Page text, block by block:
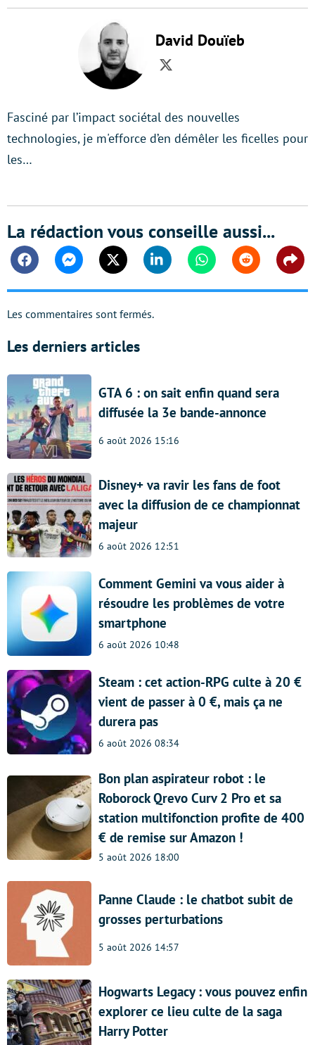
David Douïeb
Twitter
Fasciné par l’impact sociétal des nouvelles
technologies, je m'efforce d’en démêler les ficelles pour
les…
La rédaction vous conseille aussi...
FacebookMessengerTwitter Linkedin WhatsappReddit
Les commentaires sont fermés.
Les derniers articles
GTA 6 : on sait enfin quand sera
diffusée la 3e bande-annonce
6 août 2026 15:16
Disney+ va ravir les fans de foot
avec la diffusion de ce championnat
majeur
6 août 2026 12:51
Comment Gemini va vous aider à
résoudre les problèmes de votre
smartphone
6 août 2026 10:48
Steam : cet action-RPG culte à 20 €
vient de passer à 0 €, mais ça ne
durera pas
6 août 2026 08:34
Bon plan aspirateur robot : le
Roborock Qrevo Curv 2 Pro et sa
station multifonction profite de 400
€ de remise sur Amazon !
5 août 2026 18:00
Panne Claude : le chatbot subit de
grosses perturbations
5 août 2026 14:57
Hogwarts Legacy : vous pouvez enfin
explorer ce lieu culte de la saga
Harry Potter